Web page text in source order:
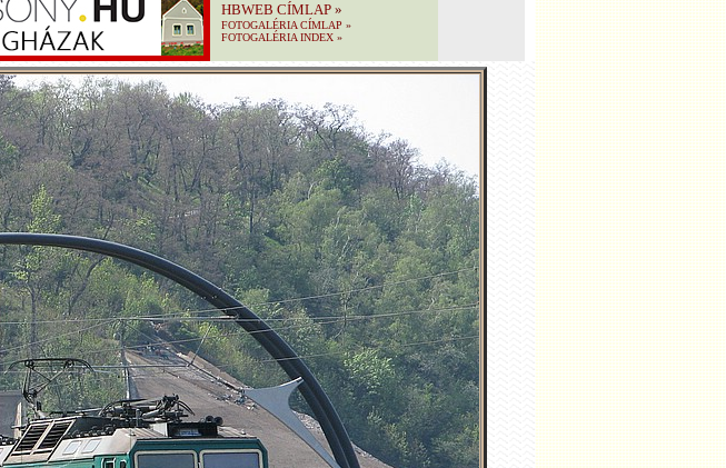
HBWEB CÍMLAP »
FOTOGALÉRIA CÍMLAP »
FOTOGALÉRIA INDEX »